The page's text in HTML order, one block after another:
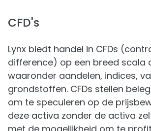
CFD's
Lynx biedt handel in CFDs
difference) op een breed scala
waaronder aandelen, indices,
grondstoffen. CFDs stellen
om te speculeren op de
deze activa zonder de activa